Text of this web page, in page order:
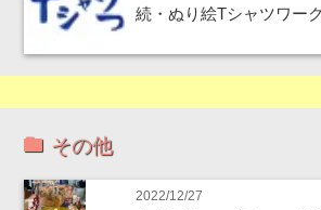
続・ぬり絵Tシャツワー
その他
2022/12/27